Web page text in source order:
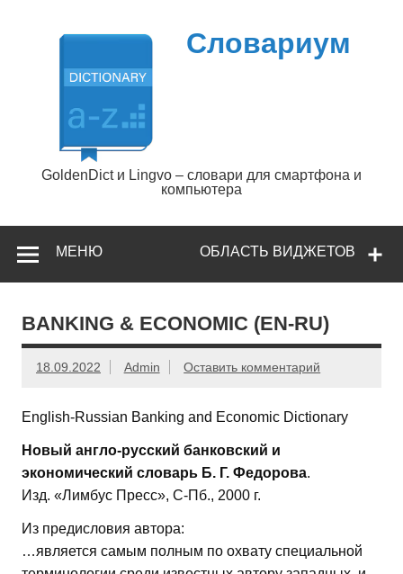
содержимому
Словариум
GoldenDict и Lingvo – словари для смартфона и
компьютера
ОБЛАСТЬ ВИДЖЕТОВ
МЕНЮ
BANKING & ECONOMIC (EN-RU)
18.09.2022 Admin Оставить комментарий
English-Russian Banking and Economic Dictionary
Новый англо-русский банковский и
экономический словарь Б. Г. Федорова.
Изд. «Лимбус Пресс», С-Пб., 2000 г.
Из предисловия автора:
…является самым полным по охвату специальной